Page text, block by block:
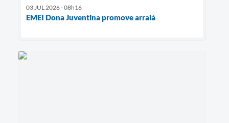
03 JUL 2026 - 08h16
EMEI Dona Juventina promove arraiá